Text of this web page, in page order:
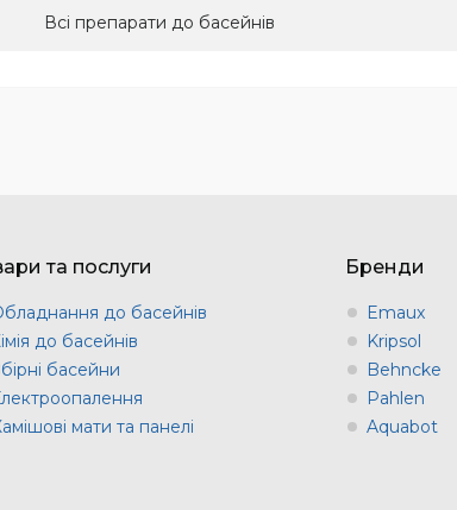
Всі препарати до басейнів
та послуги
до басейнів
до басейнів
басейни
мати та панелі
Бренди
Emaux
Kripsol
Behncke
Pahlen
Aquabot